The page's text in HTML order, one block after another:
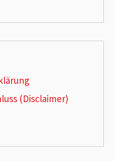
(Disclaimer)